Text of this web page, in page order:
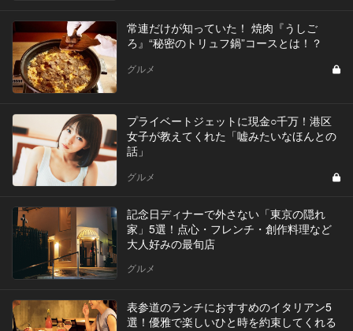
常連だけが知っていた！ 焼肉『うしご
ろ』“秘密のトリュフ鍋”コースとは！？
グルメ
プライベートジェットに現金○千万！港区
女子が教えてくれた「嘘みたいなほんとの
話」
グルメ
記念日ディナーで外さない「東京の隠れ
家」5選！点心・フレンチ・創作料理など
大人好みの最旬店
グルメ
表参道のランチにおすすめのイタリアン5
選！優雅で楽しいひと時を約束してくれる